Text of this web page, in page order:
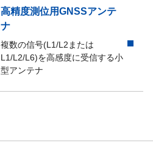
高精度測位用GNSSアンテ
ナ
複数の信号(L1/L2または
L1/L2/L6)を高感度に受信する小
型アンテナ